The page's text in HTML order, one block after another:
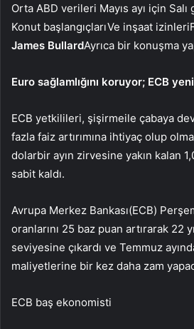
Orta ABD verileri Mayıs ayı için Salı
Konut başlangıçlarıVe inşaat izinleri
James BullardAyrıca bir konuşma
Euro sağlamlığını koruyor; ECB
ECB yetkilileri, şişirmeile çabaya
fazla faiz artırımına ihtiyaç olup
dolarbir ayın zirvesine yakın kalan
sabit kaldı.
Avrupa Merkez Bankası(ECB)
oranlarını 25 baz puan artırarak 22
seviyesine çıkardı ve Temmuz
maliyetlerine bir kez daha zam
ECB baş ekonomisti